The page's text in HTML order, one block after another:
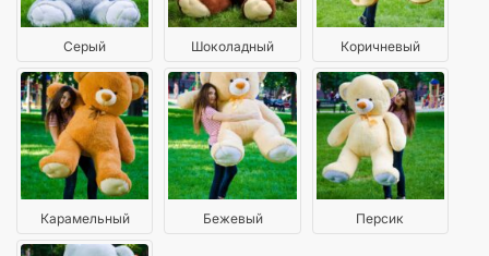
Серый Шоколадный Коричневый
Карамельный Бежевый Персик